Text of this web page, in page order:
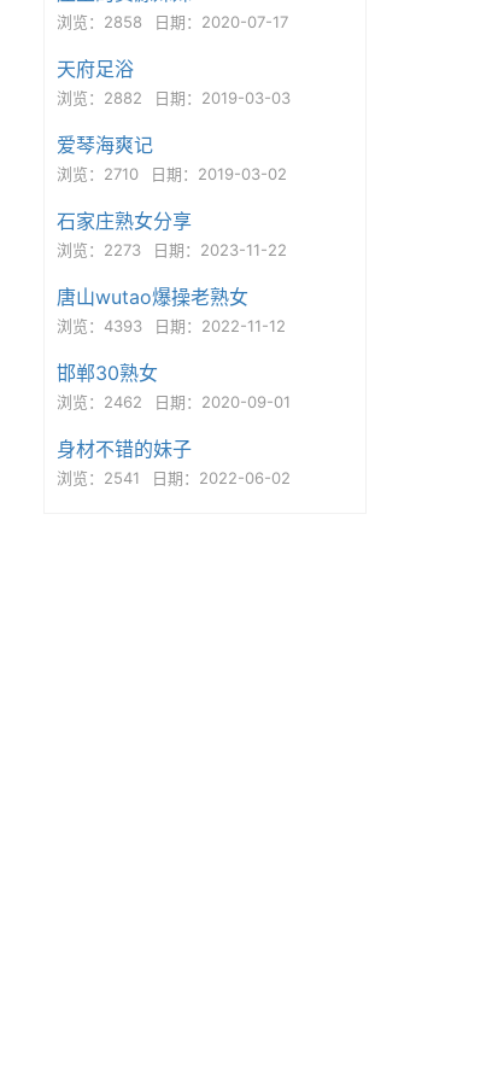
浏览：2858 日期：2020-07-17
天府足浴
浏览：2882 日期：2019-03-03
爱琴海爽记
浏览：2710 日期：2019-03-02
石家庄熟女分享
浏览：2273 日期：2023-11-22
唐山wutao爆操老熟女
浏览：4393 日期：2022-11-12
邯郸30熟女
浏览：2462 日期：2020-09-01
身材不错的妹子
浏览：2541 日期：2022-06-02